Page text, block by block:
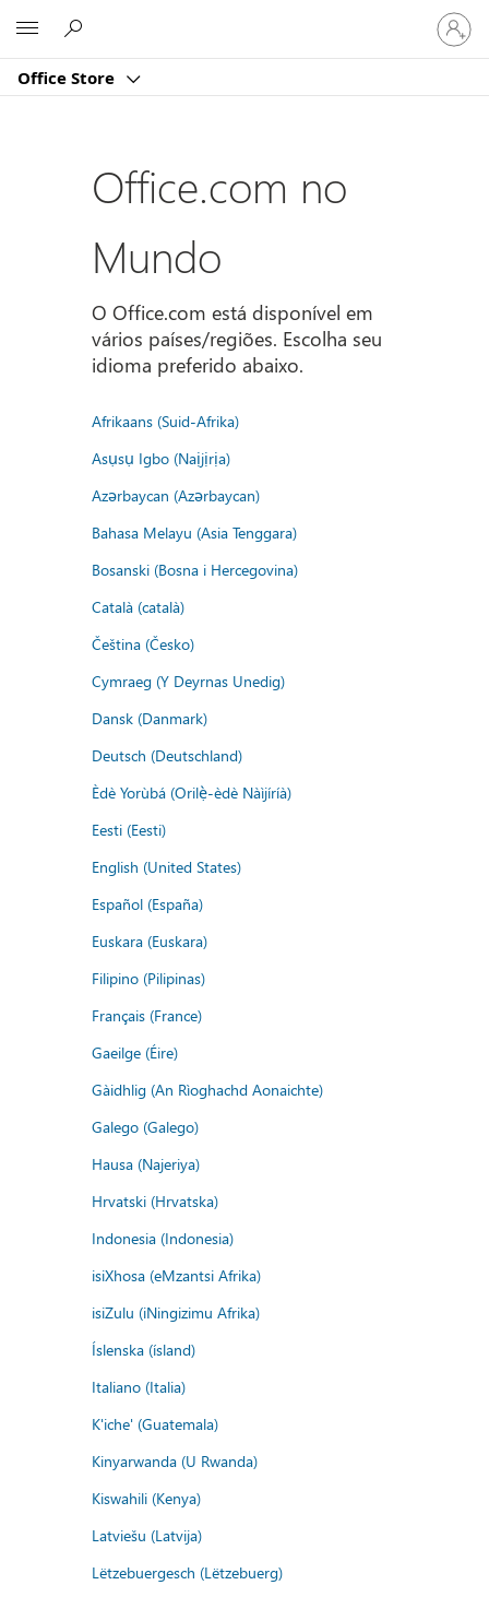
Office Store
Entre
em
sua
Office.com no
Mundo
O Office.com está disponível em
vários países/regiões. Escolha seu
idioma preferido abaixo.
Afrikaans (Suid-Afrika)
Asụsụ Igbo (Naịjịrịa)
Azərbaycan (Azərbaycan)
Bahasa Melayu (Asia Tenggara)
Bosanski (Bosna i Hercegovina)
Català (català)
Čeština (Česko)
Cymraeg (Y Deyrnas Unedig)
Dansk (Danmark)
Deutsch (Deutschland)
Èdè Yorùbá (Orilẹ̀-èdè Nàìjíríà)
Eesti (Eesti)
English (United States)
Español (España)
Euskara (Euskara)
Filipino (Pilipinas)
Français (France)
Gaeilge (Éire)
Gàidhlig (An Rìoghachd Aonaichte)
Galego (Galego)
Hausa (Najeriya)
Hrvatski (Hrvatska)
Indonesia (Indonesia)
isiXhosa (eMzantsi Afrika)
isiZulu (iNingizimu Afrika)
Íslenska (ísland)
Italiano (Italia)
K'iche' (Guatemala)
Kinyarwanda (U Rwanda)
Kiswahili (Kenya)
Latviešu (Latvija)
Lëtzebuergesch (Lëtzebuerg)